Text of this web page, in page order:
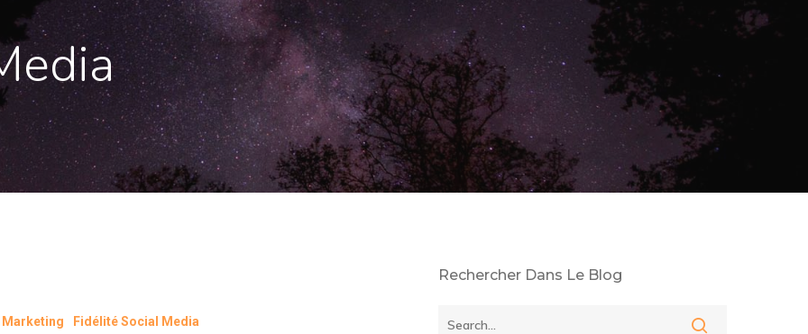
Marketing Fidélité Social Media
Rechercher Dans Le Blog